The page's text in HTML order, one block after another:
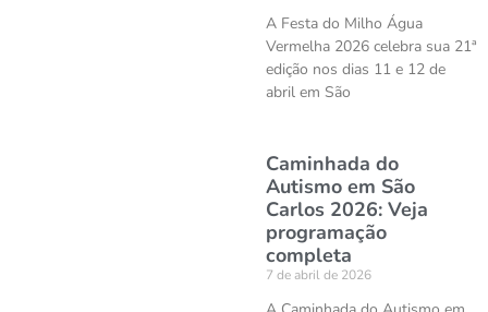
A Festa do Milho Água
Vermelha 2026 celebra sua 21ª
edição nos dias 11 e 12 de
abril em São
Caminhada do
Autismo em São
Carlos 2026: Veja
programação
completa
7 de abril de 2026